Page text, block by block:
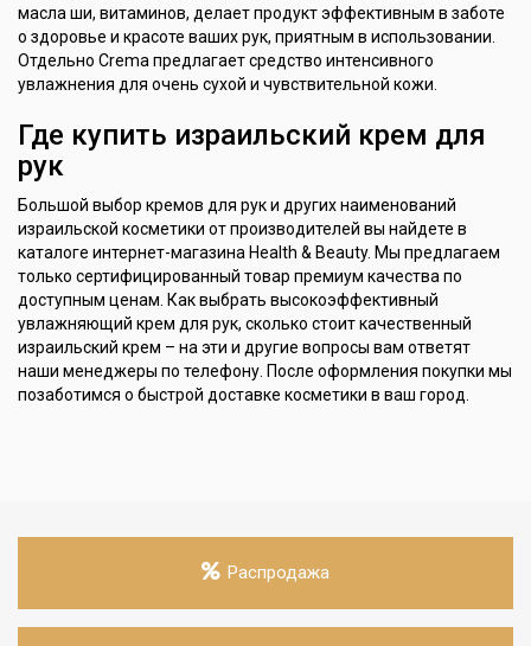
масла ши, витаминов, делает продукт эффективным в заботе
о здоровье и красоте ваших рук, приятным в использовании.
Отдельно Crema предлагает средство интенсивного
увлажнения для очень сухой и чувствительной кожи.
Где купить израильский крем для
рук
Большой выбор кремов для рук и других наименований
израильской косметики от производителей вы найдете в
каталоге интернет-магазина Health & Beauty. Мы предлагаем
только сертифицированный товар премиум качества по
доступным ценам. Как выбрать высокоэффективный
увлажняющий крем для рук, сколько стоит качественный
израильский крем – на эти и другие вопросы вам ответят
наши менеджеры по телефону. После оформления покупки мы
позаботимся о быстрой доставке косметики в ваш город.
Распродажа